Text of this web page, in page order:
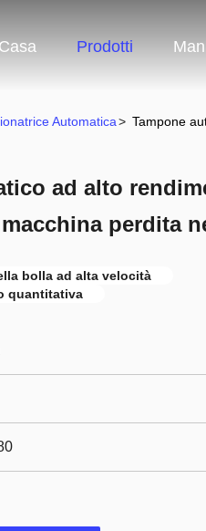
Casa Prodotti
Automatica> Tampone
ad alto
perdita
bolla ad alta velocità
quantitativa